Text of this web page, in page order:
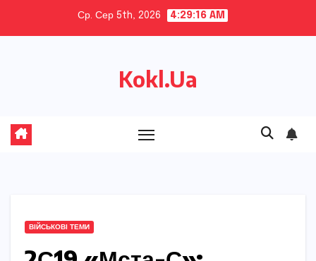
Ср. Сер 5th, 2026 4:29:17 AM
Kokl.Ua
ВІЙСЬКОВІ ТЕМИ